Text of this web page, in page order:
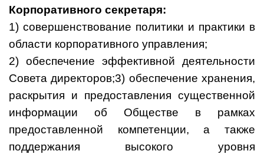
Корпоративного секретаря:
1) совершенствование политики и практики в
области корпоративного управления;
2) обеспечение эффективной деятельности
Совета директоров;3) обеспечение хранения,
раскрытия и предоставления существенной
информации об Обществе в рамках
предоставленной компетенции, а также
поддержания высокого уровня